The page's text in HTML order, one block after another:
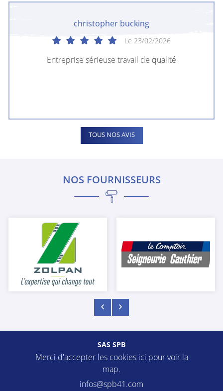
christopher bucking
Le 23/02/2026
Entreprise sérieuse travail de qualité
TOUS NOS AVIS
NOS FOURNISSEURS
SAS SPB
Merci d'accepter les cookies ici pour voir la
map.